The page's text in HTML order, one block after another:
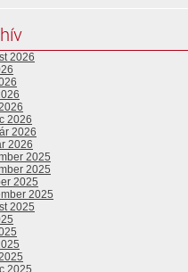
2026
2026
2026
2026
2025
2025
2025
2025
2025
2025